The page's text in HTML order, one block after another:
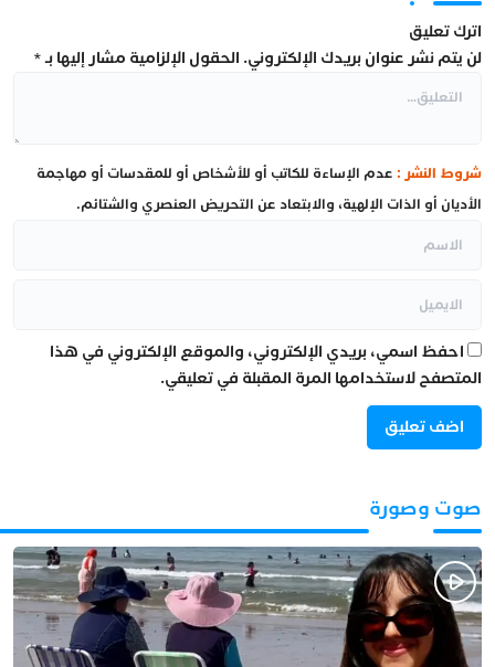
اترك تعليق
لن يتم نشر عنوان بريدك الإلكتروني. الحقول الإلزامية مشار إليها بـ*
شروط النشر : عدم الإساءة للكاتب أو للأشخاص أو للمقدسات أو مهاجمة
الأديان أو الذات الإلهية، والابتعاد عن التحريض العنصري والشتائم.
احفظ اسمي، بريدي الإلكتروني، والموقع الإلكتروني في هذا
المتصفح لاستخدامها المرة المقبلة في تعليقي.
صوت وصورة